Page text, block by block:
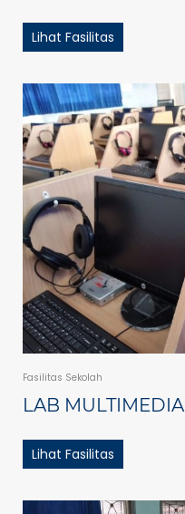
Lihat Fasilitas
Fasilitas Sekolah
LAB MULTIMEDIA
Lihat Fasilitas